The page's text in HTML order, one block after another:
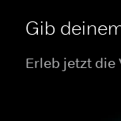
Gib
Erleb jetzt die